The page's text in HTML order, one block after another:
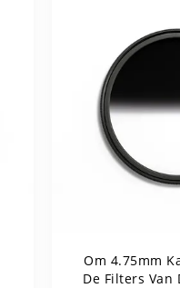
Om 4.75mm
De Filters Van